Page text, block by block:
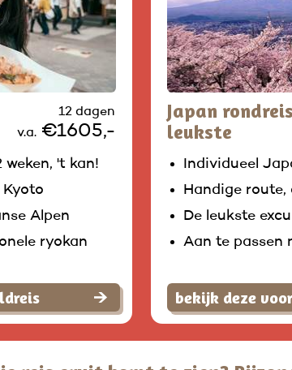
12 dagen
v.a. €1605,-
weken, 't kan!
Kyoto
Alpen
ryokan
Japan
leukste
Individueel
Handige
De leukste
Aan te passen
bekijk deze